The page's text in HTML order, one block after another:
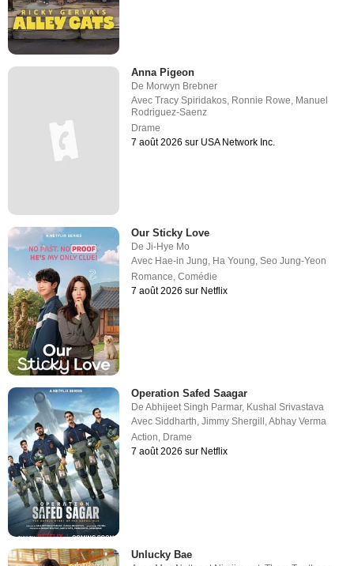
Anna Pigeon
De Morwyn Brebner
AvecTracy Spiridakos, Ronnie Rowe, Manuel
Rodriguez-Saenz
Drame
7 août 2026 sur USA Network Inc.
Our Sticky Love
DeJi-Hye Mo
Avec Hae-in Jung, Ha Young,Seo Jung-Yeon
Romance,Comédie
7 août 2026 sur Netflix
Operation Safed Saagar
DeAbhijeet Singh Parmar, Kushal Srivastava
AvecSiddharth,Jimmy Shergill ,Abhay Verma
Action, Drame
7 août 2026 sur Netflix
Unlucky Bae